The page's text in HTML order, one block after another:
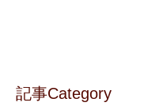
記事Category